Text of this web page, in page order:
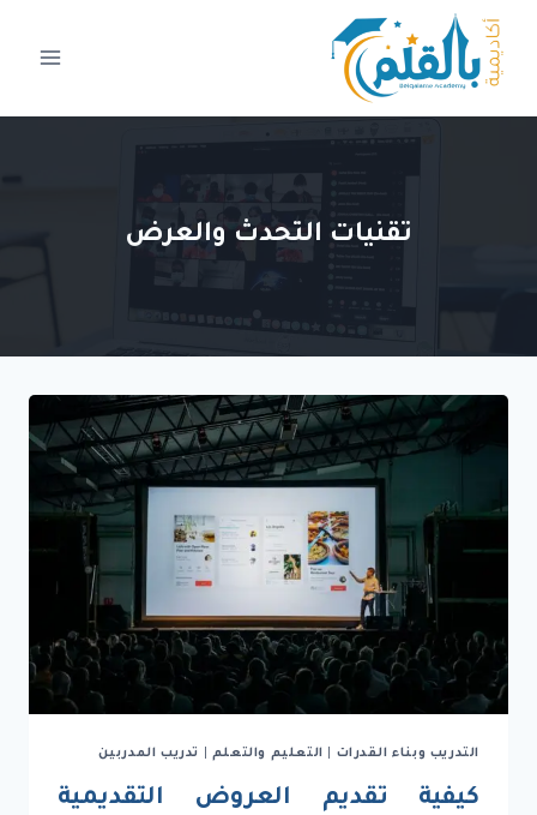
التجاوز
المحتوى
تقنيات التحدث والعرض
التدريب وبناء القدرات التعليم والتعلم تدريب المدربين
كيفية تقديم العروض التقديمية